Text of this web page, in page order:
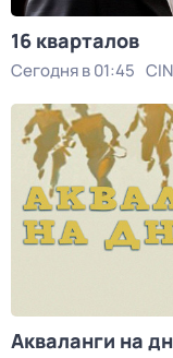
16 кварталов
Сегодня в 01:45
Акваланги на